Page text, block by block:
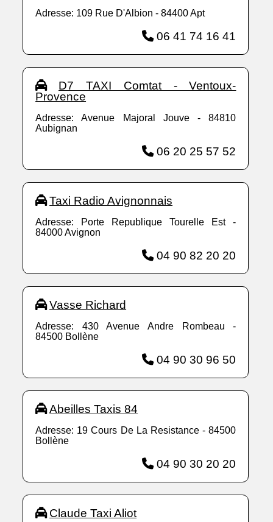
Adresse: 109 Rue D'Albion - 84400 Apt
06 41 74 16 41
D7 TAXI Comtat - Ventoux-
Provence
Adresse: Avenue Majoral Jouve - 84810
Aubignan
06 20 25 57 52
Taxi Radio Avignonnais
Adresse: Porte Republique Tourelle Est -
84000 Avignon
04 90 82 20 20
Vasse Richard
Adresse: 430 Avenue Andre Rombeau -
84500 Bollène
04 90 30 96 50
Abeilles Taxis 84
Adresse: 19 Cours De La Resistance - 84500
Bollène
04 90 30 20 20
Claude Taxi Aliot